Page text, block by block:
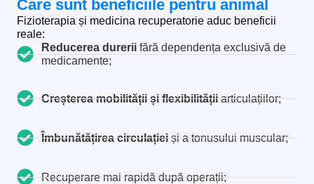
Care sunt beneficiile pentru animal
Fizioterapia și medicina recuperatorie aduc beneficii
reale:
Reducerea durerii fără dependența exclusivă de
medicamente;
Creșterea mobilității și flexibilitățiiarticulațiilor;
Îmbunătățirea circulațieiși a tonusului muscular;
Recuperare mai rapidă după operații;